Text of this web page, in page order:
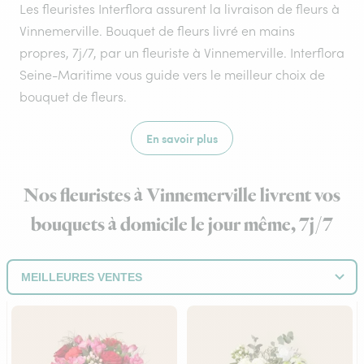
Les fleuristes Interflora assurent la livraison de fleurs à
Vinnemerville. Bouquet de fleurs livré en mains
propres, 7j/7, par un fleuriste à Vinnemerville. Interflora
Seine-Maritime vous guide vers le meilleur choix de
bouquet de fleurs.
En savoir plus
Nos fleuristes à Vinnemerville livrent vos
bouquets à domicile le jour même, 7j/7